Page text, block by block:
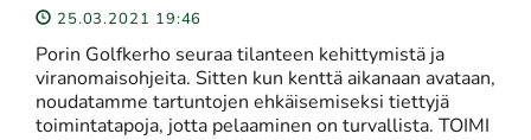
25.03.2021 19:46
Porin Golfkerho seuraa tilanteen kehittymistä ja
viranomaisohjeita. Sitten kun kenttä aikanaan avataan,
noudatamme tartuntojen ehkäisemiseksi tiettyjä
toimintatapoja, jotta pelaaminen on turvallista. TOIMI